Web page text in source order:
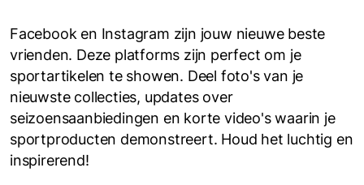
Facebook en Instagram zijn jouw nieuwe beste
vrienden. Deze platforms zijn perfect om je
sportartikelen te showen. Deel foto's van je
nieuwste collecties, updates over
seizoensaanbiedingen en korte video's waarin je
sportproducten demonstreert. Houd het luchtig en
inspirerend!